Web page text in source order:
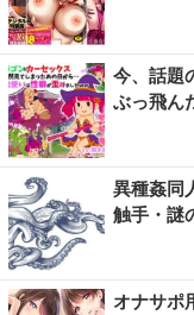
今、話題
ぶっ飛ん
異種姦同
触手・謎
オナサポ